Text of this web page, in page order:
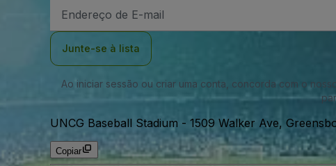
de
Junte-se à lista
Ao iniciar sessão ou criar uma conta, concorda com o nosso
UNCG Baseball Stadium - 1509 Walker Ave,
Copiar